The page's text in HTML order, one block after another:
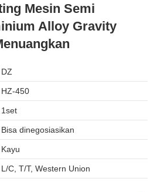
Mesin Semi
Alloy Gravity
DZ
HZ-450
1set
Bisa dinegosiasikan
Kayu
L/C, T/T, Western Union